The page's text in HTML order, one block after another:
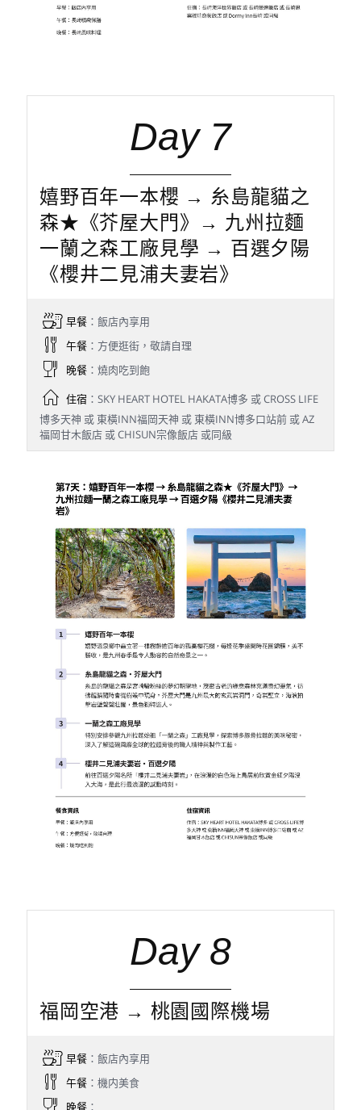
Day 7
嬉野百年一本櫻 → 糸島龍貓之
森★《芥屋大門》→ 九州拉麵
一蘭之森工廠見學 → 百選夕陽
《櫻井二見浦夫妻岩》
早餐：飯店內享用
午餐：方便逛街，敬請自理
晚餐：燒肉吃到飽
住宿：SKY HEART HOTEL HAKATA博多 或 CROSS LIFE
博多天神 或 東橫INN福岡天神 或 東橫INN博多口站前 或 AZ
福岡甘木飯店 或 CHISUN宗像飯店 或同級
Day 8
福岡空港 → 桃園國際機場
早餐：飯店內享用
午餐：機内美食